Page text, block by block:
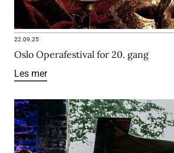
22.09.25
Oslo Operafestival for 20. gang
Les mer